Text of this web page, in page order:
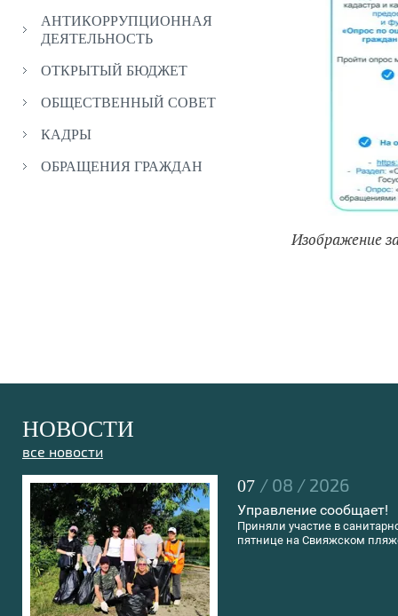
АНТИКОРРУПЦИОННАЯ
ДЕЯТЕЛЬНОСТЬ
ОТКРЫТЫЙ БЮДЖЕТ
ОБЩЕСТВЕННЫЙ СОВЕТ
КАДРЫ
ОБРАЩЕНИЯ ГРАЖДАН
Изображение
НОВОСТИ
все новости
07 / 08 / 2026
Управление сообщает!
Приняли участие в
пятнице на Свияжском